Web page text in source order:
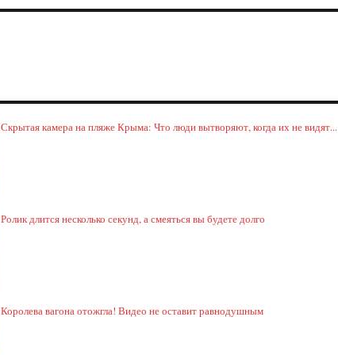
Скрытая камера на пляже Крыма: Что люди вытворяют, когда их не видят...
Ролик длится несколько секунд, а смеяться вы будете долго
Королева вагона отожгла! Видео не оставит равнодушным